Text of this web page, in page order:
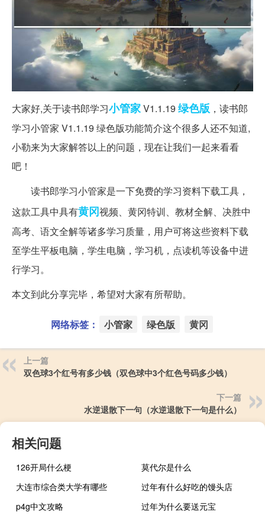
大家好,关于读书郎学习小管家V1.1.19 绿色版 ，读书郎
学习小管家 V1.1.19 绿色版功能简介这个很多人还不知道,
小勒来为大家解答以上的问题，现在让我们一起来看看
吧！
读书郎学习小管家是一下免费的学习资料下载工具，
这款工具中具有黄冈视频、黄冈特训、教材全解、决胜中
高考、语文全解等诸多学习质量，用户可将这些资料下载
至学生平板电脑，学生电脑，学习机，点读机等设备中进
行学习。
本文到此分享完毕，希望对大家有所帮助。
网络标签： 小管家 绿色版 黄冈
上一篇
双色球3个红号有多少钱（双色球中3个红色号码多少钱）
下一篇
水逆退散下一句（水逆退散下一句是什么）
相关问题
126开局什么梗
莫代尔是什么
大连市综合类大学有哪些
过年有什么好吃的馒头店
p4g中文攻略
过年为什么要送元宝